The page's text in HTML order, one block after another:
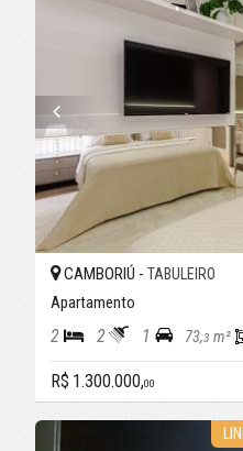
CAMBORIÚ - TABULEIRO
Apartamento
2 2 1 73,3 m²
R$ 1.300.000,00